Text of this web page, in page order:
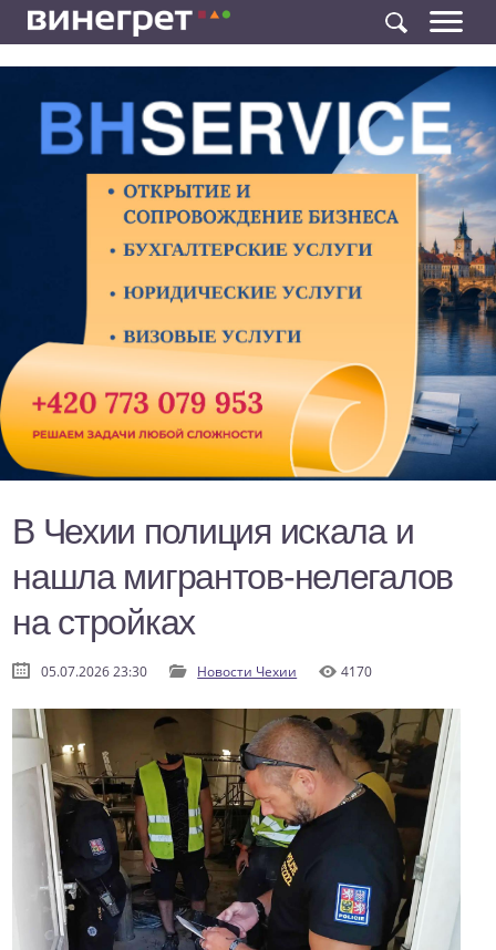
В Чехии полиция искала и
нашла мигрантов-нелегалов
на стройках
05.07.2026 23:30 Новости Чехии 4170